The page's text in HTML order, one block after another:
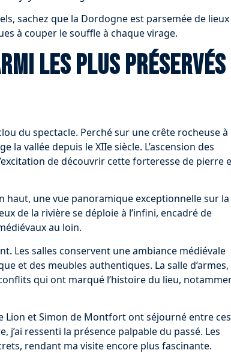
sachez que la Dordogne est parsemée de lieux
à couper le souffle à chaque virage.
les plus préservés
du spectacle. Perché sur une crête rocheuse à
la vallée depuis le XIIe siècle. L’ascension des
de découvrir cette forteresse de pierre
haut, une vue panoramique exceptionnelle sur la
de la rivière se déploie à l’infini, encadré de
au loin.
Les salles conservent une ambiance médiévale
et des meubles authentiques. La salle d’armes,
qui ont marqué l’histoire du lieu,
et Simon de Montfort ont séjourné entre ces
ressenti la présence palpable du passé. Les
rendant ma visite encore plus fascinante.